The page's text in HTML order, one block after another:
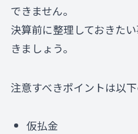
できません。
決算前に整理しておきた
きましょう。
注意すべきポイントは以下
仮払金